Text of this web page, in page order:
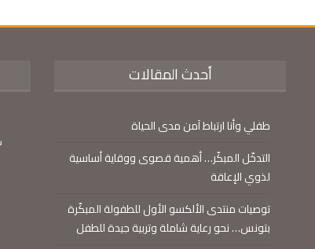
أحدث المقالات
طفلي وأنا ارتباط آمن مدى الحياة
التدخّل المبكّر… أهمية قصوى ووقاية أساسية
لذوي الإعاقة
توصيات منتدى الألكسو الأول للطفولة المبكّرة
بتونس… نحو رعاية شاملة وتربية جيدة للطفل